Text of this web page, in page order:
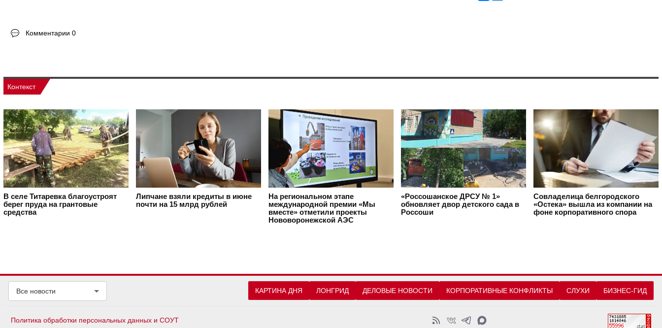
Комментарии 0
Контекст
В селе Титаревка благоустроят
берег пруда на грантовые
средства
Липчане взяли кредиты в июне
почти на 15 млрд рублей
На региональном этапе
международной премии «Мы
вместе» отметили проекты
Нововоронежской АЭС
«Россошанское ДРСУ № 1»
обновляет двор детского сада в
Россоши
Совладелица белгородского
«Остека» вышла из компании на
фоне корпоративного спора
Все новости КАРТИНА ДНЯ ЛОНГРИД ДЕЛОВЫЕ НОВОСТИ КОРПОРАТИВНЫЕ КОНФЛИКТЫ СЛУХИ БИЗНЕС-ГИД
Политика обработки персональных данных и СОУТ